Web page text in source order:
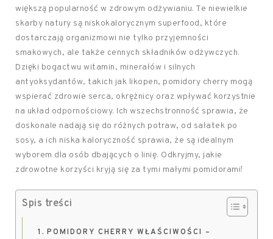
większą popularność w zdrowym odżywianiu. Te niewielkie
skarby natury są niskokalorycznym superfood, które
dostarczają organizmowi nie tylko przyjemności
smakowych, ale także cennych składników odżywczych.
Dzięki bogactwu witamin, minerałów i silnych
antyoksydantów, takich jak likopen, pomidory cherry mogą
wspierać zdrowie serca, okrężnicy oraz wpływać korzystnie
na układ odpornościowy. Ich wszechstronność sprawia, że
doskonale nadają się do różnych potraw, od sałatek po
sosy, a ich niska kaloryczność sprawia, że są idealnym
wyborem dla osób dbających o linię. Odkryjmy, jakie
zdrowotne korzyści kryją się za tymi małymi pomidorami!
Spis treści
POMIDORY CHERRY WŁAŚCIWOŚCI –